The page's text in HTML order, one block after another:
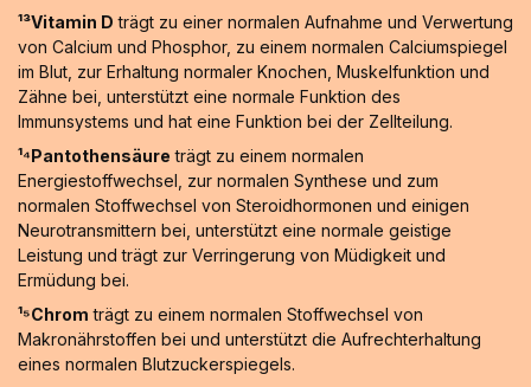
¹³Vitamin D trägt zu einer normalen Aufnahme und Verwertung
von Calcium und Phosphor, zu einem normalen Calciumspiegel
im Blut, zur Erhaltung normaler Knochen, Muskelfunktion und
Zähne bei, unterstützt eine normale Funktion des
Immunsystems und hat eine Funktion bei der Zellteilung.
¹⁴Pantothensäure trägt zu einem normalen
Energiestoffwechsel, zur normalen Synthese und zum
normalen Stoffwechsel von Steroidhormonen und einigen
Neurotransmittern bei, unterstützt eine normale geistige
Leistung und trägt zur Verringerung von Müdigkeit und
Ermüdung bei.
¹⁵Chrom trägt zu einem normalen Stoffwechsel von
Makronährstoffen bei und unterstützt die Aufrechterhaltung
eines normalen Blutzuckerspiegels.